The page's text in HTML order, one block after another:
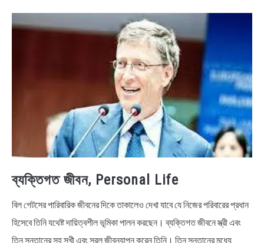
ব্যক্তিগত জীবন, Personal Life
বিল গেটসের পারিবারিক জীবনের দিকে তাকালেও দেখা যাবে যে নিজের পরিবারের প্রধান
হিসেবে তিনি যথেষ্ট দায়িত্বশীল ভূমিকা পালন করছেন। ব্যক্তিগত জীবনে স্ত্রী এবং
তিন সন্তানের সহ সুখী এবং সরল জীবনযাপন করেন তিনি। তিন সন্তানের মধ্যে